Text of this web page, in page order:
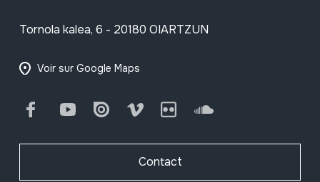
Tornola kalea, 6 - 20180 OIARTZUN
Voir sur Google Maps
FacebookYoutube Issuu Vimeo Flickr SoundCloud
Contact